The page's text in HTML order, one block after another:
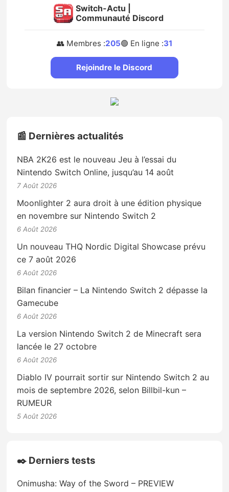
Switch-Actu |
Communauté Discord
👥 Membres :205🟢 En ligne :31
Rejoindre le Discord
📰 Dernières actualités
NBA 2K26 est le nouveau Jeu à l’essai du
Nintendo Switch Online, jusqu’au 14 août
7 Août 2026
Moonlighter 2 aura droit à une édition physique
en novembre sur Nintendo Switch 2
6 Août 2026
Un nouveau THQ Nordic Digital Showcase prévu
ce 7 août 2026
6 Août 2026
Bilan financier – La Nintendo Switch 2 dépasse la
Gamecube
6 Août 2026
La version Nintendo Switch 2 de Minecraft sera
lancée le 27 octobre
6 Août 2026
Diablo IV pourrait sortir sur Nintendo Switch 2 au
mois de septembre 2026, selon Billbil-kun –
RUMEUR
5 Août 2026
✒️ Derniers tests
Onimusha: Way of the Sword – PREVIEW